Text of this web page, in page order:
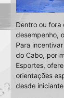
Dentro ou
desempenho,
Para
do Cabo, por
Esportes,
orientações
desde